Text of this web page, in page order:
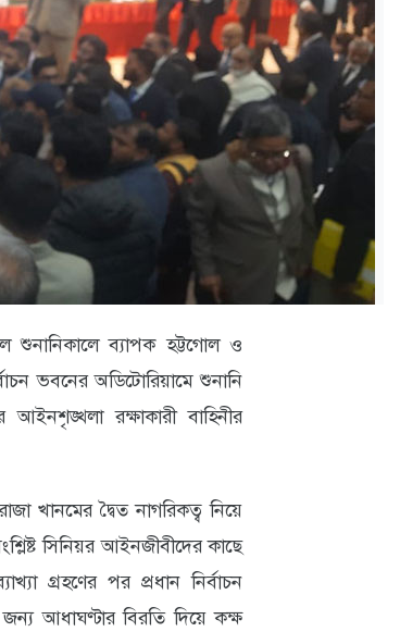
শুনানিকালে ব্যাপক হট্টগোল ও
ভবনের অডিটোরিয়ামে শুনানি
রক্ষাকারী বাহিনীর
খানমের দ্বৈত নাগরিকত্ব নিয়ে
সিনিয়র আইনজীবীদের কাছে
গ্রহণের পর প্রধান নির্বাচন
আধাঘণ্টার বিরতি দিয়ে কক্ষ